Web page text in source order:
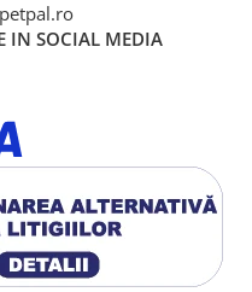
IN SOCIAL MEDIA